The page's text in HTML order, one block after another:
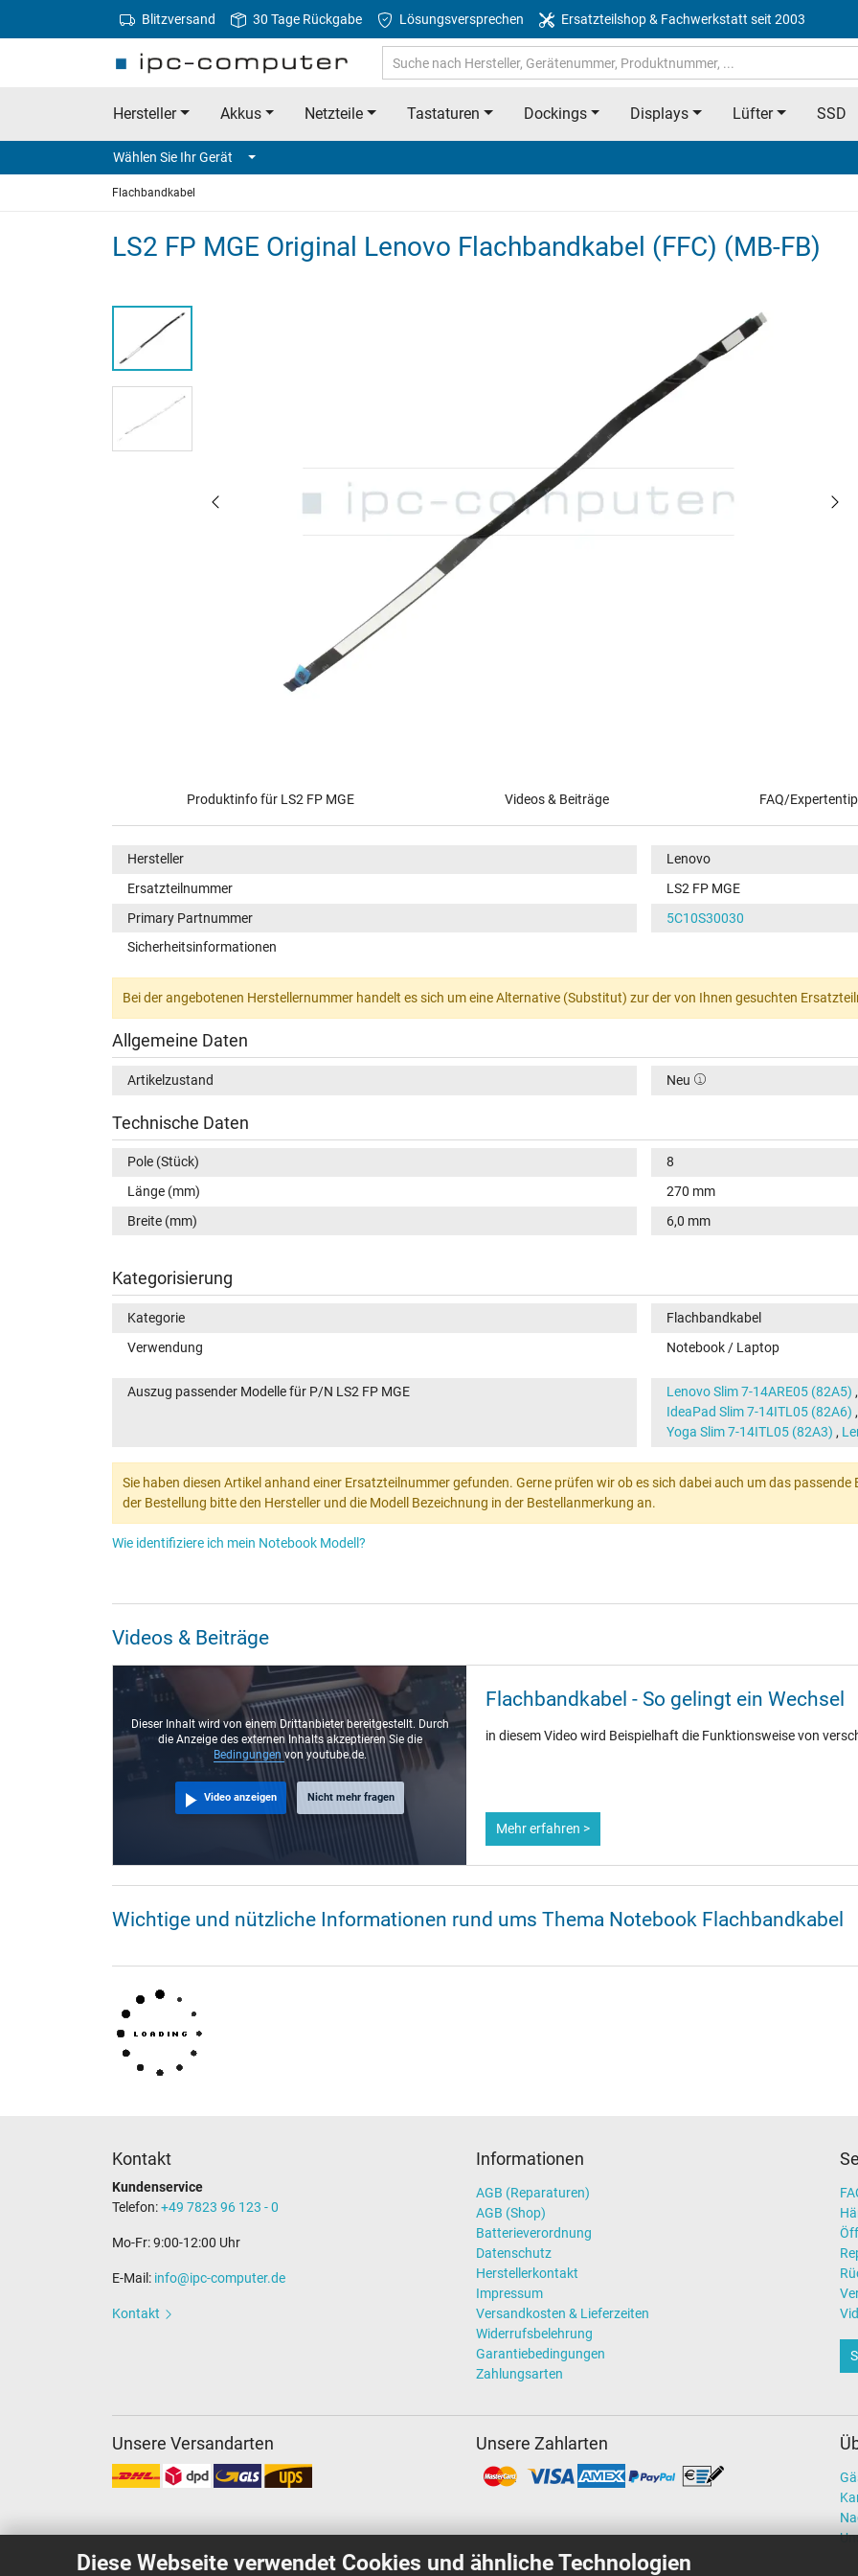
Diese Webseite verwendet Cookies und ähnliche Technologien
Blitzversand 30 Tage Rückgabe Lösungsversprechen Ersatzteilshop & Fachwerkstatt seit 2003
Hersteller Akkus Netzteile Tastaturen Dockings Displays Lüfter SSD
Wählen Sie Ihr Gerät
Flachbandkabel
LS2 FP MGE Original Lenovo Flachbandkabel (FFC) (MB-FB)
Produktinfo für LS2 FP MGE Videos & Beiträge FAQ/
Hersteller
Lenovo
Ersatzteilnummer
LS2 FP MGE
Primary Partnummer
5C10S30030
Sicherheitsinformationen
Bei der angebotenen Herstellernummer handelt es sich um eine Alternative (Substitut) zur der von Ihnen gesuchten
Allgemeine Daten
Artikelzustand Neu
Technische Daten
Pole (Stück)
8
Länge (mm)
270 mm
Breite (mm)
6,0 mm
Kategorisierung
Kategorie
Flachbandkabel
Verwendung
Notebook / Laptop
Auszug passender Modelle für P/N LS2 FP MGE Lenovo Slim 7-14ARE05 (82A5) ,
IdeaPad Slim 7-14ITL05 (82A6) ,
Yoga Slim 7-14ITL05 (82A3) ,
Sie haben diesen Artikel anhand einer Ersatzteilnummer gefunden. Gerne prüfen wir ob es sich dabei auch um das
der Bestellung bitte den Hersteller und die Modell Bezeichnung in der Bestellanmerkung an.
Wie identifiziere ich mein Notebook Modell?
Videos & Beiträge
Dieser Inhalt wird von einem Drittanbieter bereitgestellt. Durch
die Anzeige des externen Inhalts akzeptieren Sie die
Bedingungenvon youtube.de.
Video anzeigen Nicht mehr fragen
Flachbandkabel - So gelingt ein Wechsel
in diesem Video wird Beispielhaft die Funktionsweise von
Mehr erfahren >
Wichtige und nützliche Informationen rund ums Thema Notebook Flachbandkabel
Kontakt
Kundenservice
Telefon:+49 7823 96 123 - 0
Mo-Fr: 9:00-12:00 Uhr
E-Mail: info@ipc-computer.de
Kontakt
Informationen
AGB (Reparaturen)
AGB (Shop)
Batterieverordnung
Datenschutz
Herstellerkontakt
Impressum
Versandkosten & Lieferzeiten
Widerrufsbelehrung
Garantiebedingungen
Zahlungsarten
Unsere Versandarten Unsere Zahlarten